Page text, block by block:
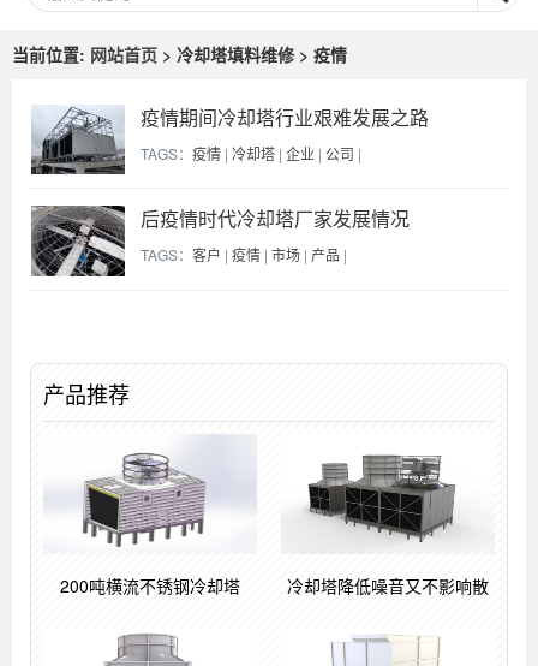
当前位置: 网站首页 > 冷却塔填料维修 > 疫情
疫情期间冷却塔行业艰难发展之路
TAGS： 疫情 | 冷却塔 | 企业 | 公司 |
后疫情时代冷却塔厂家发展情况
TAGS： 客户 | 疫情 | 市场 | 产品 |
产品推荐
200吨横流不锈钢冷却塔 冷却塔降低噪音又不影响散